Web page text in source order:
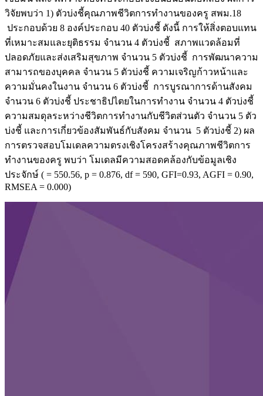
วิจัยพบว่า 1) ตัวบ่งชี้คุณภาพชีวิตการทำงานของครู สพม.18
ประกอบด้วย 8 องค์ประกอบ 40 ตัวบ่งชี้ ดังนี้ การให้สิ่งตอบแทน
ที่เหมาะสมและยุติธรรม จำนวน 4 ตัวบ่งชี้ สภาพแวดล้อมที่
ปลอดภัยและส่งเสริมสุขภาพ จำนวน 5 ตัวบ่งชี้ การพัฒนาความ
สามารถของบุคคล จำนวน 5 ตัวบ่งชี้ ความเจริญก้าวหน้าและ
ความมั่นคงในงาน จำนวน 6 ตัวบ่งชี้ การบูรณาการด้านสังคม
จำนวน 6 ตัวบ่งชี้ ประชาธิปไตยในการทำงาน จำนวน 4 ตัวบ่งชี้
ความสมดุลระหว่างชีวิตการทำงานกับชีวิตส่วนตัว จำนวน 5 ตัว
บ่งชี้ และการเกี่ยวข้องสัมพันธ์กับสังคม จำนวน 5 ตัวบ่งชี้ 2) ผล
การตรวจสอบโมเดลความตรงเชิงโครงสร้างคุณภาพชีวิตการ
ทำงานของครู พบว่า โมเดลมีความสอดคล้องกับข้อมูลเชิง
ประจักษ์ ( = 550.56, p = 0.876, df = 590, GFI=0.93, AGFI = 0.90,
RMSEA = 0.000)